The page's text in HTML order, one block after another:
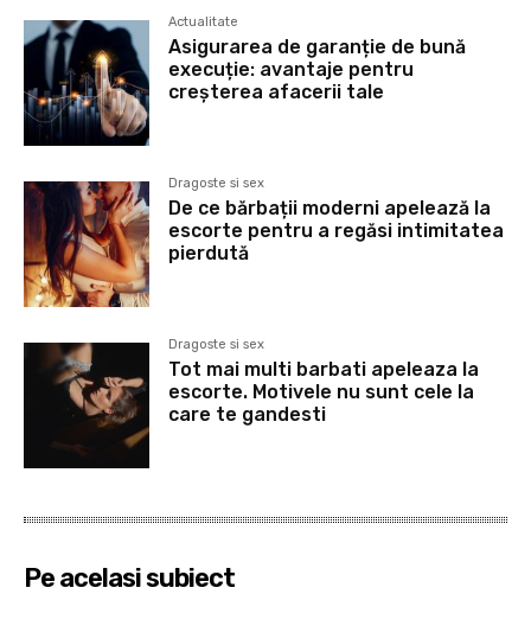
Actualitate
Asigurarea de garanție de bună
execuție: avantaje pentru
creșterea afacerii tale
Dragoste si sex
De ce bărbații moderni apelează la
escorte pentru a regăsi intimitatea
pierdută
Dragoste si sex
Tot mai multi barbati apeleaza la
escorte. Motivele nu sunt cele la
care te gandesti
Pe acelasi subiect